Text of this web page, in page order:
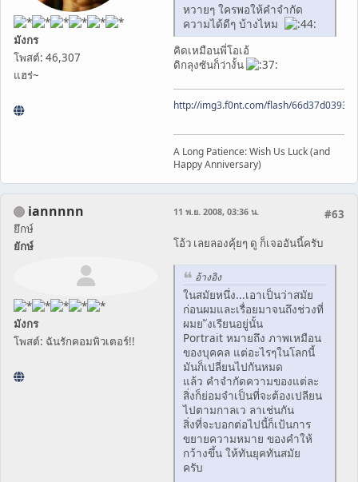
มังกร
โพสต์: 46,307
แฮร่~
หวายๆ ใครพอให้คำจำกัด
ความได้ดีๆ บ้างไหม
คิดเหมือนพี่โอเอ้
ดิกลุงซันก็ว่างั้น
http://img3.f0nt.com/flash/
A Long Patience: Wish Us Luck (and
Happy Anniversary)
iannnnn
ยึกษ์
ยักษ์
มังกร
โพสต์: ฉันรักคอมพิวเตอร์!!
#63
11 พ.ย. 2008, 03:36 น.
โอ้ว เลยลองคุ้ยๆ ดู ก็เจออันนี้ครับ
อ้างอิง
ในสมัยหนึ่ง...เอาเป็นว่าสมัย
ก่อนผมและเรื่อยมาจนถึงช่วงที่
ผมย ังเรียนอยู่นั้น
Portrait หมายถึง ภาพเหมือน
ของบุคคล แต่อะไรๆในโลกนี้
มันก็เปลี่ยนไปกันหมด
แล้ว คำจำกัดความของแต่ละ
สิ่งก็ย่อมจำเป็นที่จะต้องเปลียน
ไปตามกาลเว ลาเช่นกัน
สิ่งที่จะบอกต่อไปนี้ก็เป้นการ
ขยายความหมาย ของคำให้
กว้างขึ้น ให้ทันยุคทันสมัย
ครับ